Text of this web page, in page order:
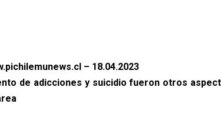
– 18.04.2023
de adicciones y suicidio fueron otros